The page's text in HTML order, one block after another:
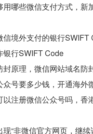
用哪些微信支付方式，新
信境外支付的银行SWIFT
银行SWIFT Code
封原理，微信网站域名防
众号要多少钱，开通海外
以注册微信公众号吗，香
现“非微信官方网页，继